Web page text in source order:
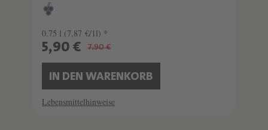
0.75 l (7,87 €/1l) *
5,90 € 7,90 €
IN DEN WARENKORB
Lebensmittelhinweise